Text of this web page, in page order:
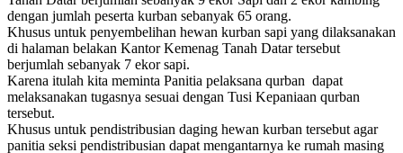
dengan jumlah peserta kurban sebanyak 65 orang.
Khusus untuk penyembelihan hewan kurban sapi yang dilaksanakan
di halaman belakan Kantor Kemenag Tanah Datar tersebut
berjumlah sebanyak 7 ekor sapi.
Karena itulah kita meminta Panitia pelaksana qurban dapat
melaksanakan tugasnya sesuai dengan Tusi Kepaniaan qurban
tersebut.
Khusus untuk pendistribusian daging hewan kurban tersebut agar
panitia seksi pendistribusian dapat mengantarnya ke rumah masing